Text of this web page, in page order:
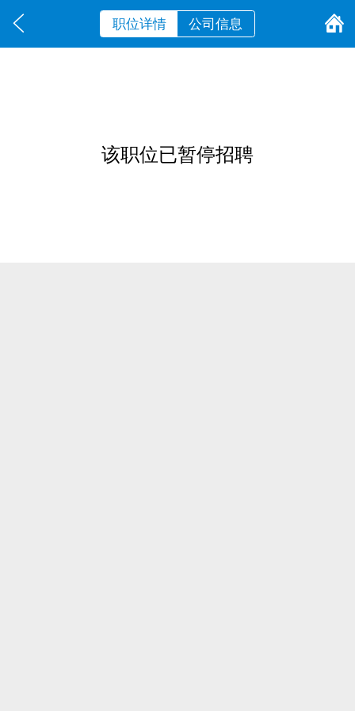
职位详情 公司信息
该职位已暂停招聘